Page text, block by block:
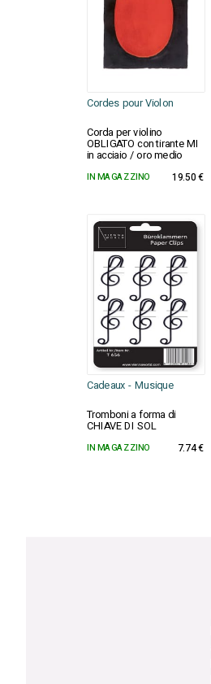
Cordes pour Violon
Corda per violino
OBLIGATO con tirante MI
in acciaio / oro medio
IN MAGAZZINO 19.50 €
Cadeaux - Musique
Tromboni a forma di
CHIAVE DI SOL
IN MAGAZZINO 7.74 €